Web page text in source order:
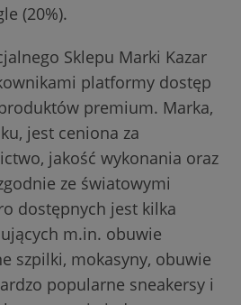
(20%).
Sklepu Marki Kazar
platformy dostęp
premium. Marka,
jest ceniona za
jakość wykonania oraz
ze światowymi
dostępnych jest kilka
m.in. obuwie
szpilki, mokasyny, obuwie
popularne sneakersy i